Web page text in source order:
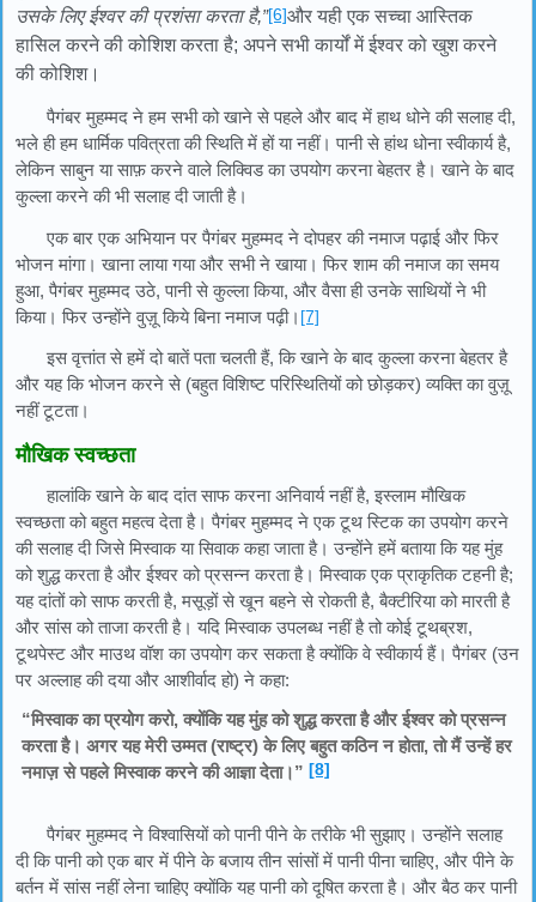
उसके लिए ईश्वर की प्रशंसा करता है,”[6]और यही एक सच्चा आस्तिक
हासिल करने की कोशिश करता है; अपने सभी कार्यों में ईश्वर को खुश करने
की कोशिश।
पैगंबर मुहम्मद ने हम सभी को खाने से पहले और बाद में हाथ धोने की सलाह दी,
भले ही हम धार्मिक पवित्रता की स्थिति में हों या नहीं। पानी से हांथ धोना स्वीकार्य है,
लेकिन साबुन या साफ़ करने वाले लिक्विड का उपयोग करना बेहतर है। खाने के बाद
कुल्ला करने की भी सलाह दी जाती है।
एक बार एक अभियान पर पैगंबर मुहम्मद ने दोपहर की नमाज पढ़ाई और फिर
भोजन मांगा। खाना लाया गया और सभी ने खाया। फिर शाम की नमाज का समय
हुआ, पैगंबर मुहम्मद उठे, पानी से कुल्ला किया, और वैसा ही उनके साथियों ने भी
किया। फिर उन्होंने वुज़ू किये बिना नमाज पढ़ी। [7]
इस वृत्तांत से हमें दो बातें पता चलती हैं, कि खाने के बाद कुल्ला करना बेहतर है
और यह कि भोजन करने से (बहुत विशिष्ट परिस्थितियों को छोड़कर) व्यक्ति का वुज़ू
नहीं टूटता।
मौखिक स्वच्छता
हालांकि खाने के बाद दांत साफ करना अनिवार्य नहीं है, इस्लाम मौखिक
स्वच्छता को बहुत महत्व देता है। पैगंबर मुहम्मद ने एक टूथ स्टिक का उपयोग करने
की सलाह दी जिसे मिस्वाक या सिवाक कहा जाता है। उन्होंने हमें बताया कि यह मुंह
को शुद्ध करता है और ईश्वर को प्रसन्न करता है। मिस्वाक एक प्राकृतिक टहनी है;
यह दांतों को साफ करती है, मसूड़ों से खून बहने से रोकती है, बैक्टीरिया को मारती है
और सांस को ताजा करती है। यदि मिस्वाक उपलब्ध नहीं है तो कोई टूथब्रश,
टूथपेस्ट और माउथ वॉश का उपयोग कर सकता है क्योंकि वे स्वीकार्य हैं। पैगंबर (उन
पर अल्लाह की दया और आशीर्वाद हो) ने कहा:
“मिस्वाक का प्रयोग करो, क्योंकि यह मुंह को शुद्ध करता है और ईश्वर को प्रसन्न
करता है। अगर यह मेरी उम्मत (राष्ट्र) के लिए बहुत कठिन न होता, तो मैं उन्हें हर
नमाज़ से पहले मिस्वाक करने की आज्ञा देता।” [8]
पैगंबर मुहम्मद ने विश्वासियों को पानी पीने के तरीके भी सुझाए। उन्होंने सलाह
दी कि पानी को एक बार में पीने के बजाय तीन सांसों में पानी पीना चाहिए, और पीने के
बर्तन में सांस नहीं लेना चाहिए क्योंकि यह पानी को दूषित करता है। और बैठ कर पानी